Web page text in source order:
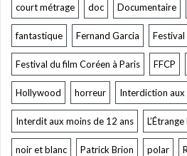
court métrage doc Documentaire
fantastique Fernand Garcia Festival
Festival du film Coréen à Paris FFCP
Hollywood horreur Interdiction aux
Interdit aux moins de 12 ans
noir et blanc Patrick Brion polar